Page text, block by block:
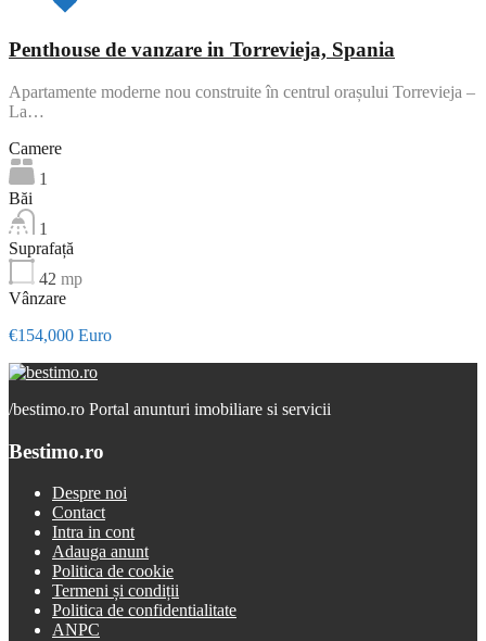
Penthouse de vanzare in Torrevieja, Spania
Apartamente moderne nou construite în centrul orașului Torrevieja –
La…
Camere
1
Băi
1
Suprafață
42 mp
Vânzare
€154,000 Euro
/bestimo.ro Portal anunturi imobiliare si servicii
Bestimo.ro
Despre noi
Contact
Intra in cont
Adauga anunt
Politica de cookie
Termeni și condiții
Politica de confidentialitate
ANPC